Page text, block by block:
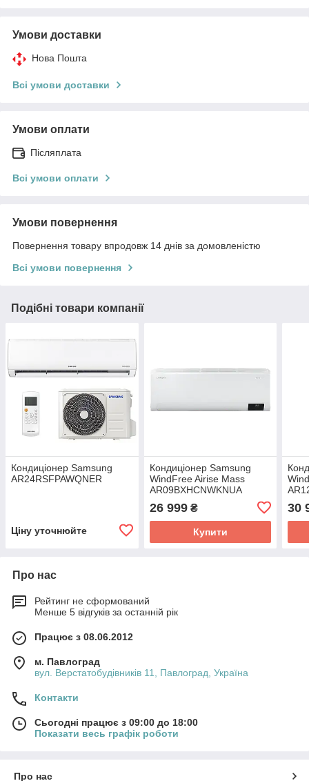
Умови доставки
Нова Пошта
Всі умови доставки
Умови оплати
Післяплата
Всі умови оплати
Умови повернення
Повернення товару впродовж 14 днів за домовленістю
Всі умови повернення
Подібні товари компанії
Кондиціонер Samsung
AR24RSFPAWQNER
Ціну уточнюйте
Кондиціонер Samsung
WindFree Airise Mass
AR09BXHCNWKNUA
26 999₴
Купити
30
Про нас
Рейтинг не сформований
Менше 5 відгуків за останній рік
Працює з 08.06.2012
м. Павлоград
вул. Верстатобудівників 11, Павлоград, Україна
Контакти
Сьогодні працює з 09:00 до 18:00
Показати весь графік роботи
Про нас